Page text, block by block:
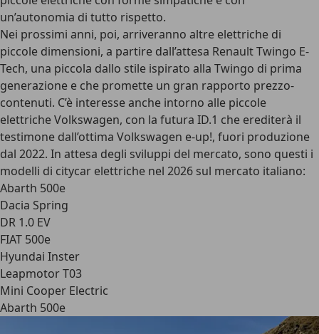
un’autonomia di tutto rispetto.
Nei prossimi anni, poi, arriveranno altre elettriche di
piccole dimensioni, a partire dall’attesa Renault Twingo E-
Tech, una piccola dallo stile ispirato alla Twingo di prima
generazione e che promette un gran rapporto prezzo-
contenuti. C’è interesse anche intorno alle piccole
elettriche Volkswagen, con la futura ID.1 che erediterà il
testimone dall’ottima Volkswagen e-up!, fuori produzione
dal 2022. In attesa degli sviluppi del mercato, sono questi i
modelli di citycar elettriche nel 2026 sul mercato italiano:
Abarth 500e
Dacia Spring
DR 1.0 EV
FIAT 500e
Hyundai Inster
Leapmotor T03
Mini Cooper Electric
Abarth 500e